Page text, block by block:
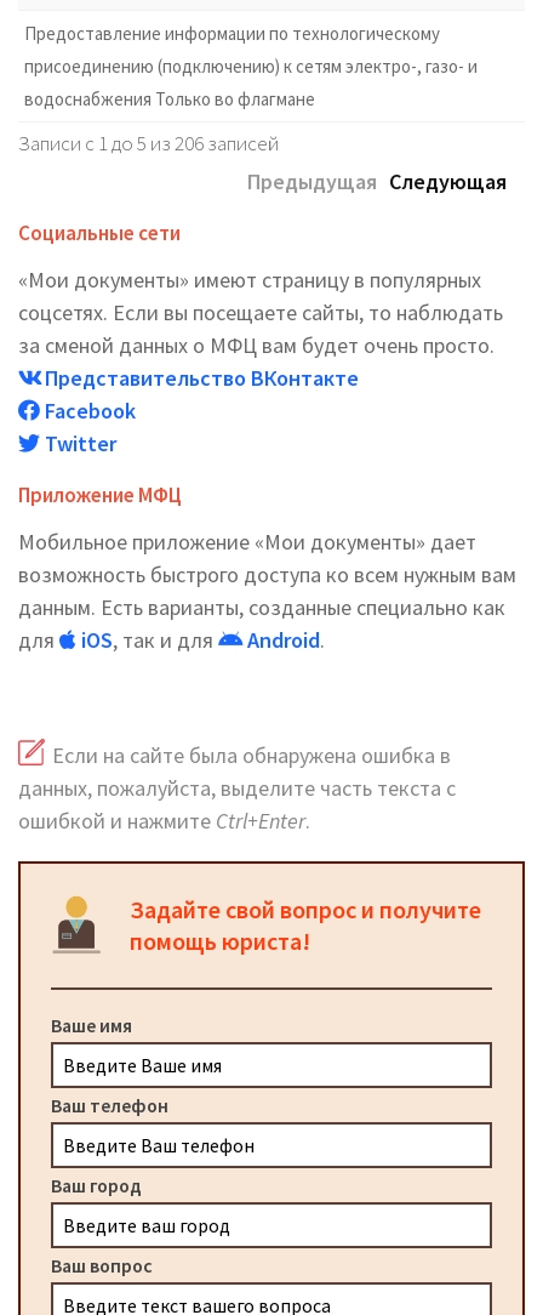
Предоставление информации по технологическому
присоединению (подключению) к сетям электро-, газо- и
водоснабжения Только во флагмане
Записи с 1 до 5 из 206 записей
Предыдущая Следующая
Социальные сети
«Мои документы» имеют страницу в популярных
соцсетях. Если вы посещаете сайты, то наблюдать
за сменой данных о МФЦ вам будет очень просто.
Представительство ВКонтакте
Facebook
Twitter
Приложение МФЦ
Мобильное приложение «Мои документы» дает
возможность быстрого доступа ко всем нужным вам
данным. Есть варианты, созданные специально как
для
iOS, так и для Android.
Если на сайте была обнаружена ошибка в
данных, пожалуйста, выделите часть текста с
ошибкой и нажмите Ctrl+Enter.
Задайте свой вопрос и получите
помощь юриста!
Ваше имя
Ваш телефон
Ваш город
Ваш вопрос